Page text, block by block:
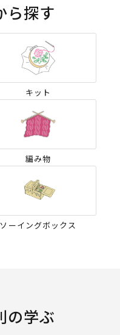
ら探す
キット
編み物
ソーイングボックス
の学ぶ